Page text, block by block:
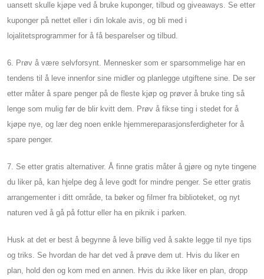
uansett skulle kjøpe ved å bruke kuponger, tilbud og giveaways. Se etter
kuponger på nettet eller i din lokale avis, og bli med i
lojalitetsprogrammer for å få besparelser og tilbud.
6. Prøv å være selvforsynt. Mennesker som er sparsommelige har en
tendens til å leve innenfor sine midler og planlegge utgiftene sine. De ser
etter måter å spare penger på de fleste kjøp og prøver å bruke ting så
lenge som mulig før de blir kvitt dem. Prøv å fikse ting i stedet for å
kjøpe nye, og lær deg noen enkle hjemmereparasjonsferdigheter for å
spare penger.
7. Se etter gratis alternativer. Å finne gratis måter å gjøre og nyte tingene
du liker på, kan hjelpe deg å leve godt for mindre penger. Se etter gratis
arrangementer i ditt område, ta bøker og filmer fra biblioteket, og nyt
naturen ved å gå på fottur eller ha en piknik i parken.
Husk at det er best å begynne å leve billig ved å sakte legge til nye tips
og triks. Se hvordan de har det ved å prøve dem ut. Hvis du liker en
plan, hold den og kom med en annen. Hvis du ikke liker en plan, dropp